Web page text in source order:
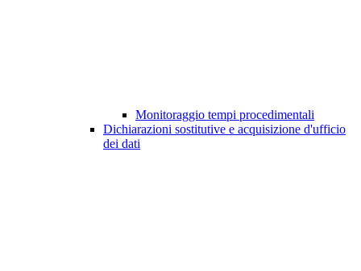
Monitoraggio tempi procedimentali
Dichiarazioni sostitutive e acquisizione d'ufficio
dei dati